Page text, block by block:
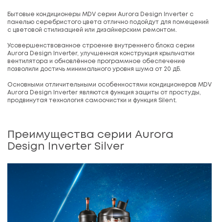
Бытовые кондиционеры MDV серии Aurora Design Inverter с
панелью серебристого цвета отлично подойдут для помещений
с цветовой стилизацией или дизайнерским ремонтом.
Усовершенствованное строение внутреннего блока серии
Aurora Design Inverter, улучшенная конструкция крыльчатки
вентилятора и обновлённое программное обеспечение
позволили достичь минимального уровня шума от 20 дБ.
Основными отличительными особенностями кондиционеров MDV
Aurora Design Inverter являются функция защиты от простуды,
продвинутая технология самоочистки и функция Silent.
Преимущества серии Aurora
Design Inverter Silver